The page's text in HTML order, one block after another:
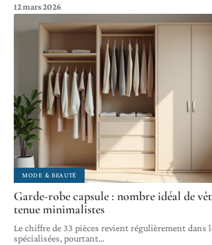
12 mars 2026
MODE & BEAUTÉ
Garde-robe capsule : nombre idéal de
tenue minimalistes
Le chiffre de 33 pièces revient régulièrement dans
spécialisées, pourtant…